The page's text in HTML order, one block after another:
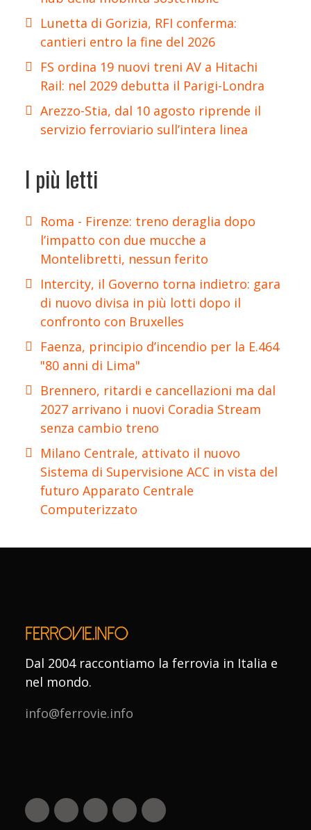
Lunetta di Gorizia, RFI conferma:
cantieri entro la fine del 2026
FS ordina 19 nuovi treni AV a Hitachi
Rail: nel 2029 debutta il Parigi-Londra
Arezzo-Stia, dal 10 agosto riprende il
servizio ferroviario sull’intera linea
I più letti
Roma - Firenze: treno deraglia dopo
l’impatto con due mucche a
Montelibretti, nessun ferito
Intercity, il Governo torna indietro: gara
di nuovo divisa in più lotti dopo il
confronto con Bruxelles
Faenza, principio d’incendio per la E.464
"80 anni di Lima"
Brennero, ritardi e cancellazioni ma dal
2027 arrivano i nuovi Coradia Stream
senza cambio treno
Milano Centrale, attivato il nuovo
Sistema di Supervisione ACC in vista del
futuro Apparato Centrale
Computerizzato
Dal 2004 raccontiamo la ferrovia in Italia e
nel mondo.
info@ferrovie.info